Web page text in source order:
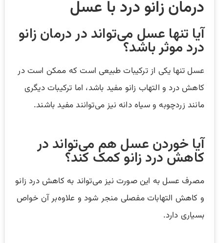
درمان زانو درد با عسل
آیا تنها عسل می‌تواند در درمان زانو
درد موثر باشد؟
عسل تنها یکی از ترکیبات طبیعی است که ممکن است در
کاهش درد و التهاب زانو مفید باشد، اما ترکیبات دیگری
مانند زردچوبه و سیاه دانه نیز می‌توانند مفید باشند.
آیا خوردن عسل هم می‌تواند در
کاهش درد زانو کمک کند؟
مصرف عسل به این صورت نیز می‌تواند به کاهش درد زانو
و کاهش التهابات مفصلی منجر شود و علاوه‌بر آن خواص
بسیاری دارد.